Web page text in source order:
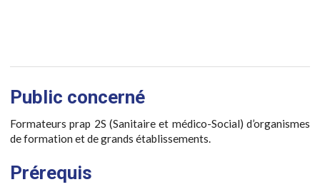
Public concerné
Formateurs prap 2S (Sanitaire et médico-Social) d’organismes
de formation et de grands établissements.
Prérequis